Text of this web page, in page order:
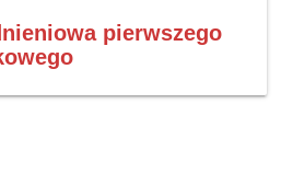
pierwszego